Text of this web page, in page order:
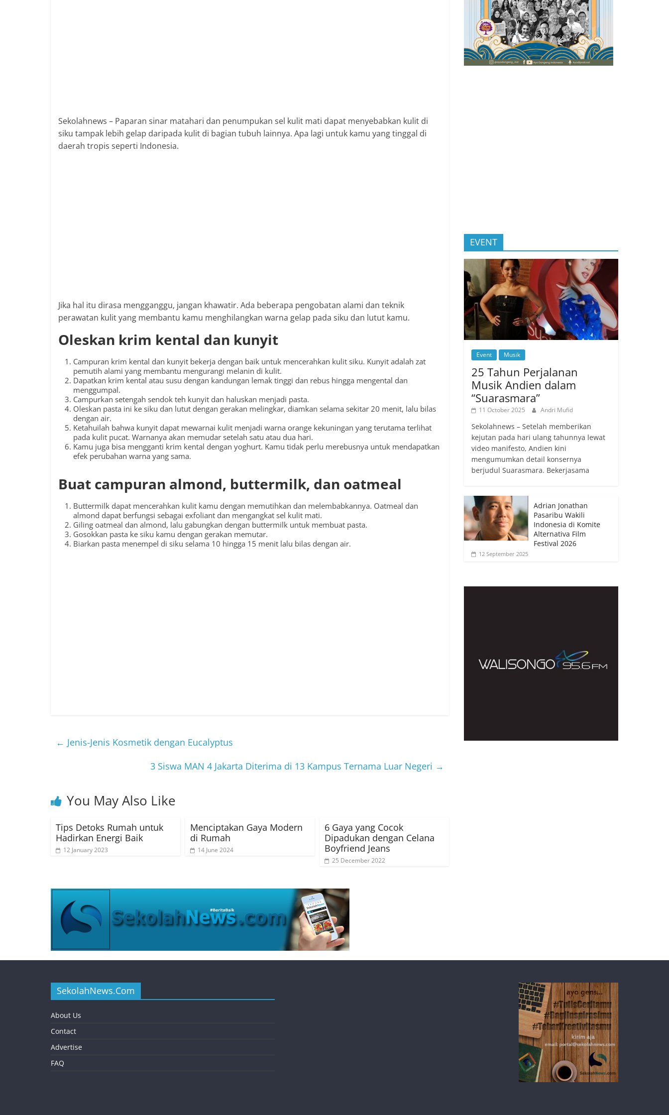
Sekolahnews – Paparan sinar matahari dan penumpukan sel kulit mati dapat menyebabkan kulit di
siku tampak lebih gelap daripada kulit di bagian tubuh lainnya. Apa lagi untuk kamu yang tinggal di
daerah tropis seperti Indonesia.
Jika hal itu dirasa mengganggu, jangan khawatir. Ada beberapa pengobatan alami dan teknik
perawatan kulit yang membantu kamu menghilangkan warna gelap pada siku dan lutut kamu.
Oleskan krim kental dan kunyit
Campuran krim kental dan kunyit bekerja dengan baik untuk mencerahkan kulit siku. Kunyit adalah zat
pemutih alami yang membantu mengurangi melanin di kulit.
Dapatkan krim kental atau susu dengan kandungan lemak tinggi dan rebus hingga mengental dan
menggumpal.
Campurkan setengah sendok teh kunyit dan haluskan menjadi pasta.
Oleskan pasta ini ke siku dan lutut dengan gerakan melingkar, diamkan selama sekitar 20 menit, lalu bilas
dengan air.
Ketahuilah bahwa kunyit dapat mewarnai kulit menjadi warna orange kekuningan yang terutama terlihat
pada kulit pucat. Warnanya akan memudar setelah satu atau dua hari.
Kamu juga bisa mengganti krim kental dengan yoghurt. Kamu tidak perlu merebusnya untuk mendapatkan
efek perubahan warna yang sama.
Buat campuran almond, buttermilk, dan oatmeal
Buttermilk dapat mencerahkan kulit kamu dengan memutihkan dan melembabkannya. Oatmeal dan
almond dapat berfungsi sebagai exfoliant dan mengangkat sel kulit mati.
Giling oatmeal dan almond, lalu gabungkan dengan buttermilk untuk membuat pasta.
Gosokkan pasta ke siku kamu dengan gerakan memutar.
Biarkan pasta menempel di siku selama 10 hingga 15 menit lalu bilas dengan air.
← Jenis-Jenis Kosmetik dengan Eucalyptus
3 Siswa MAN 4 Jakarta Diterima di 13 Kampus Ternama Luar Negeri →
You May Also Like
Tips Detoks Rumah untuk
Hadirkan Energi Baik
12 January 2023
Menciptakan Gaya Modern
di Rumah
14 June 2024
6 Gaya yang Cocok
Dipadukan dengan Celana
Boyfriend Jeans
25 December 2022
EVENT
Event Musik
25 Tahun Perjalanan
Musik Andien dalam
“Suarasmara”
11 October 2025 Andri Mufid
Sekolahnews – Setelah memberikan
kejutan pada hari ulang tahunnya lewat
video manifesto, Andien kini
mengumumkan detail konsernya
berjudul Suarasmara. Bekerjasama
Adrian Jonathan
Pasaribu Wakili
Indonesia di Komite
Alternativa Film
Festival 2026
12 September 2025
SekolahNews.Com
About Us
Contact
Advertise
FAQ